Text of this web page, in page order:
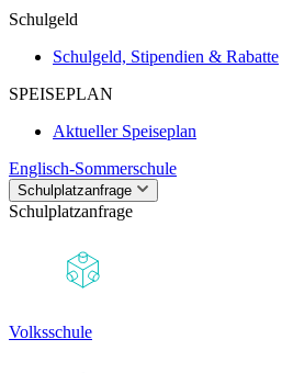
Schulgeld
Schulgeld, Stipendien & Rabatte
SPEISEPLAN
Aktueller Speiseplan
Englisch-Sommerschule
Schulplatzanfrage
Schulplatzanfrage
Volksschule